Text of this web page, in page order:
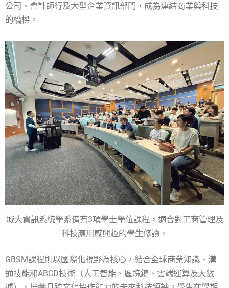
公司、會計師行及大型企業資訊部門，成為連結商業與科技
的橋樑。
城大資訊系統學系備有3項學士學位課程，適合對工商管理及
科技應用感興趣的學生修讀。
GBSM課程則以國際化視野為核心，結合全球商業知識、溝
通技能和ABCD技術（人工智能、區塊鏈、雲端運算及大數